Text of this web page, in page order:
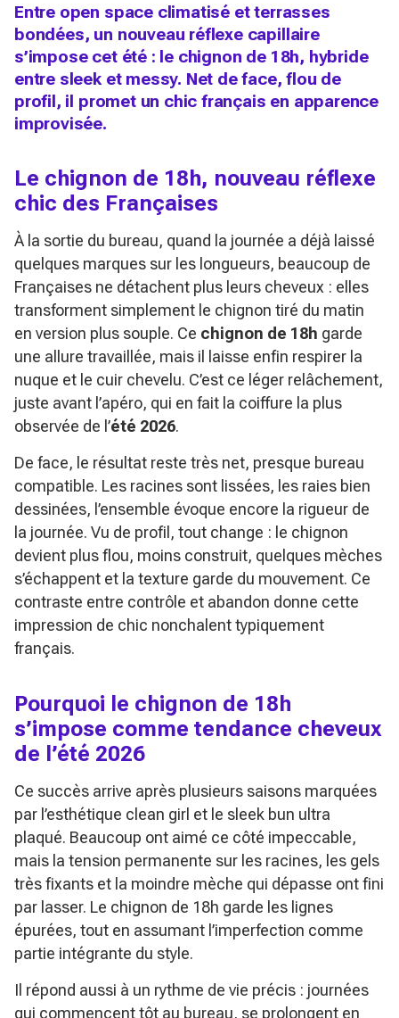
Entre open space climatisé et terrasses
bondées, un nouveau réflexe capillaire
s’impose cet été : le chignon de 18h, hybride
entre sleek et messy. Net de face, flou de
profil, il promet un chic français en apparence
improvisée.
Le chignon de 18h, nouveau réflexe
chic des Françaises
À la sortie du bureau, quand la journée a déjà laissé
quelques marques sur les longueurs, beaucoup de
Françaises ne détachent plus leurs cheveux : elles
transforment simplement le chignon tiré du matin
en version plus souple. Ce chignon de 18h garde
une allure travaillée, mais il laisse enfin respirer la
nuque et le cuir chevelu. C’est ce léger relâchement,
juste avant l’apéro, qui en fait la coiffure la plus
observée de l’été 2026.
De face, le résultat reste très net, presque bureau
compatible. Les racines sont lissées, les raies bien
dessinées, l’ensemble évoque encore la rigueur de
la journée. Vu de profil, tout change : le chignon
devient plus flou, moins construit, quelques mèches
s’échappent et la texture garde du mouvement. Ce
contraste entre contrôle et abandon donne cette
impression de chic nonchalent typiquement
français.
Pourquoi le chignon de 18h
s’impose comme tendance cheveux
de l’été 2026
Ce succès arrive après plusieurs saisons marquées
par l’esthétique clean girl et le sleek bun ultra
plaqué. Beaucoup ont aimé ce côté impeccable,
mais la tension permanente sur les racines, les gels
très fixants et la moindre mèche qui dépasse ont fini
par lasser. Le chignon de 18h garde les lignes
épurées, tout en assumant l’imperfection comme
partie intégrante du style.
Il répond aussi à un rythme de vie précis : journées
qui commencent tôt au bureau, se prolongent en